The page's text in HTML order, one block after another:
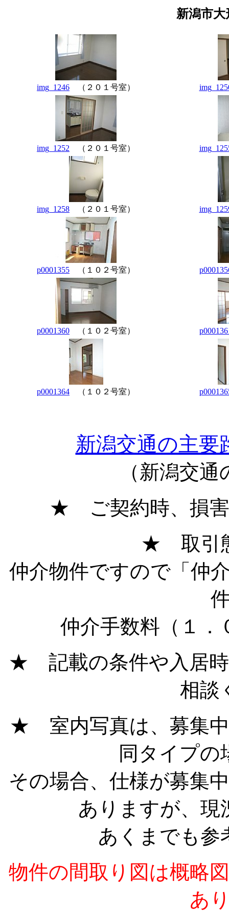
新潟市
img_1246 （２０１号室）
img_1252 （２０１号室）
img_1258 （２０１号室）
p0001355 （１０２号室）
p0001360 （１０２号室）
p0001364 （１０２号室）
新潟交通の主要
（新潟交
★ ご契約時、損害
★ 取引
仲介物件ですので「仲
仲介手数料（１．
★ 記載の条件や入居時
相談
★ 室内写真は、募集中
同タイプの
その場合、仕様が募集
ありますが、現
あくまでも参
物件の間取り図は概略
あ